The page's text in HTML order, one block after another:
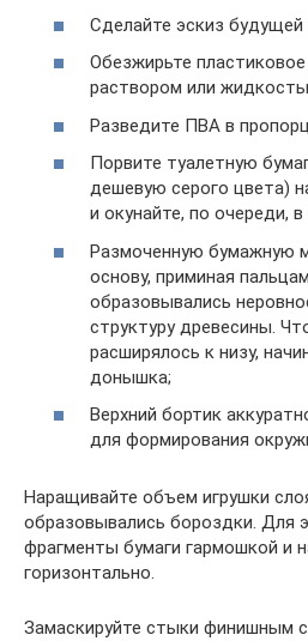
Сделайте эскиз будущей
Обезжирьте
раствором или
Разведите ПВА в
Порвите туалетную
дешевую серого цвета)
и окунайте, по очереди,
Размоченную бумажную
основу, приминая
образовывались
структуру древесины.
расширялось к низу,
донышка;
Верхний бортик
для формирования
Наращивайте объем игрушки
образовывались бороздки. Для
фрагменты бумаги гармошкой и
горизонтально.
Замаскируйте стыки финишным